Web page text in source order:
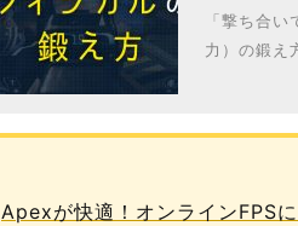
「撃ち合
力）の鍛え
Apexが快適！オンラインFPS